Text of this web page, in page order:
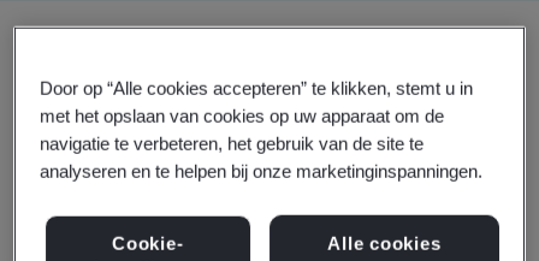
Actuele inzichten
Bekijk informatie en media
Door op “Alle cookies accepteren” te klikken, stemt u in
met het opslaan van cookies op uw apparaat om de
navigatie te verbeteren, het gebruik van de site te
analyseren en te helpen bij onze marketinginspanningen.
Cookie-
Alle cookies